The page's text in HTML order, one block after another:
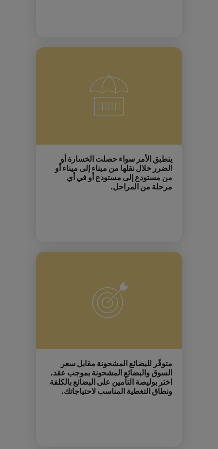
ينطبق الأمر سواء حصلت الخسارة أو
الضرر خلال نقلها من ميناء إلى ميناء أو
من مستودع إلى مستودع أو في أي
مرحلة من المراحل.
متوفّر للبضائع المشحونة مقابل سعر
السوق والبضائع المشحونة بموجب عقد.
اختر بوليصة التأمين على البضائع بالكلفة
ونطاق التغطية المناسب لاحتياجاتك.